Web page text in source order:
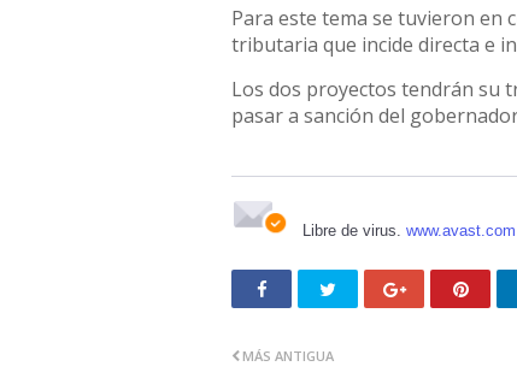
Para este tema se tuvieron en
tributaria que incide directa e
Los dos proyectos tendrán su
pasar a sanción del
Libre de virus. www.avast.com
MÁS ANTIGUA